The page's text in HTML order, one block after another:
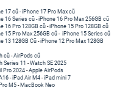
17 cũ-iPhone 17 Pro Max cũ
16 Series cũ - iPhone 16 Pro Max 256GB cũ
16 Pro 128GB cũ-iPhone 15 Pro 128GB cũ
15 Pro Max 256GB cũ - iPhone 15 Series cũ
13 128GB Cũ -iPhone 12 Pro Max 128GB
cũ -AirPods cũ
Series 11 -Watch SE 2025
Pro 2024-Apple AirPods
-iPad Air M4 -iPad mini 7
M5 - MacBook Neo